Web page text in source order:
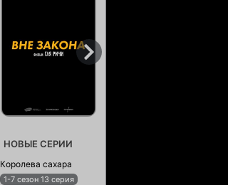
НОВЫЕ СЕРИИ
Королева сахара
1-7 сезон 13 серия